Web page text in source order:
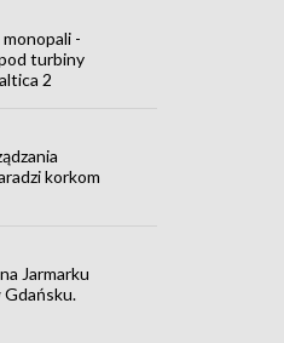
-
turbiny
2
korkom
Jarmarku
Gdańsku.